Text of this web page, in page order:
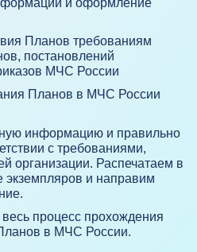
и оформление
Планов требованиям
постановлений
МЧС России
Планов в МЧС России
информацию и правильно
с требованиями,
организации. Распечатаем в
экземпляров и направим
процесс прохождения
в МЧС России.